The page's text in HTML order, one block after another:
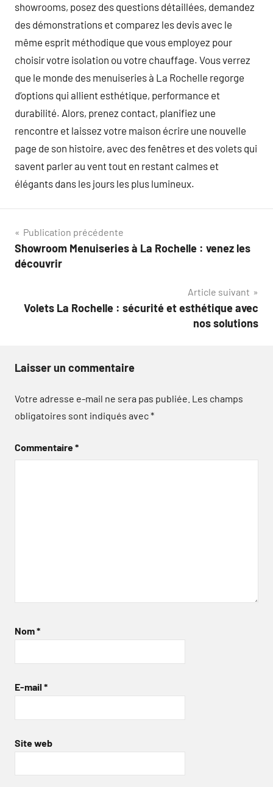
showrooms, posez des questions détaillées, demandez
des démonstrations et comparez les devis avec le
même esprit méthodique que vous employez pour
choisir votre isolation ou votre chauffage. Vous verrez
que le monde des menuiseries à La Rochelle regorge
d’options qui allient esthétique, performance et
durabilité. Alors, prenez contact, planifiez une
rencontre et laissez votre maison écrire une nouvelle
page de son histoire, avec des fenêtres et des volets qui
savent parler au vent tout en restant calmes et
élégants dans les jours les plus lumineux.
Navigation
de
Publication précédente
Showroom Menuiseries à La Rochelle : venez les
découvrir
Article suivant
Volets La Rochelle : sécurité et esthétique avec
nos solutions
Laisser un commentaire
Votre adresse e-mail ne sera pas publiée. Les champs
obligatoires sont indiqués avec*
Commentaire*
Nom*
E-mail *
Site web